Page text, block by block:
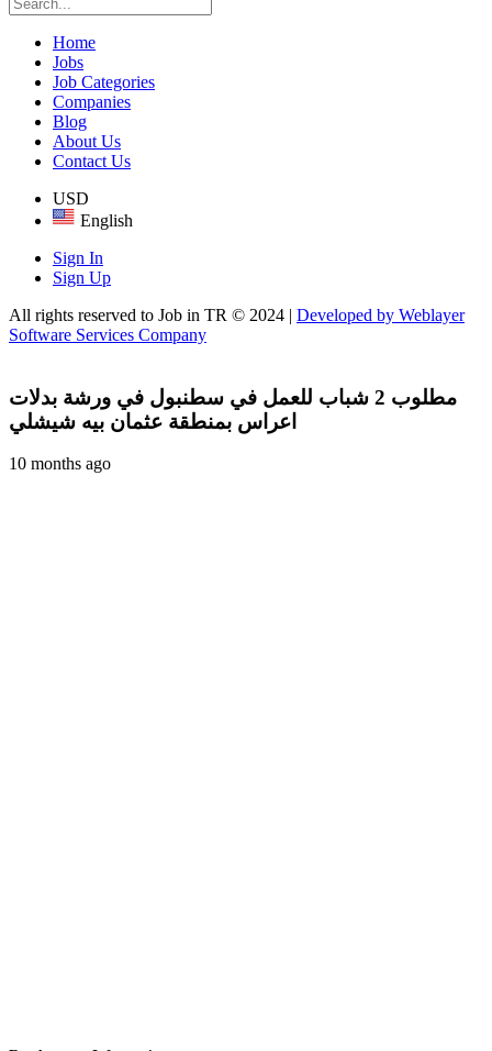
Home
Jobs
Job Categories
Companies
Blog
About Us
Contact Us
USD
English
Sign In
Sign Up
All rights reserved to Job in TR © 2024 | Developed by Weblayer
Software Services Company
مطلوب 2 شباب للعمل في سطنبول في ورشة بدلات
اعراس بمنطقة عثمان بيه شيشلي
10 months ago